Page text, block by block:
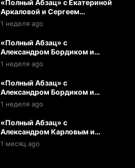
«Полный Абзац» с Екатериной
Аркаловой и Сергеем
Куликовым (29.07.2026)
1 неделя ago
«Полный Абзац» с
Александром Бордиком и
Павлом Русским (28.07.2026)
1 неделя ago
«Полный Абзац» с
Александром Бордиком и
Александром Карловым
(27.07.2026)
1 неделя ago
«Полный Абзац» с
Александром Карловым и
Сергеем Куликовым
(03.07.2026)
1 месяц ago